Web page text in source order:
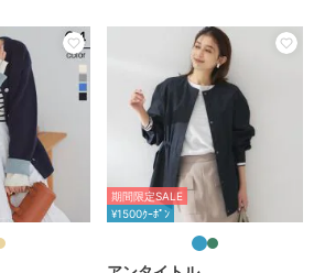
期間限定SALE
¥1500ｸｰﾎﾟﾝ